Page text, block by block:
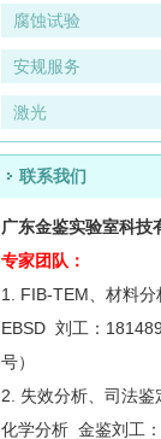
腐蚀试验
安规服务
激光
联系我们
广东金鉴实验室科技
专家团队：
1. FIB-TEM、材料分
EBSD 刘工：
号）
2. 失效分析、司法鉴
化学分析 金鉴刘工：